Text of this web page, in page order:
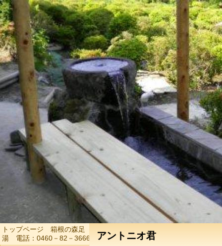
アントニオ君
トップページ 箱根の森足
湯 電話：0460－82－3666